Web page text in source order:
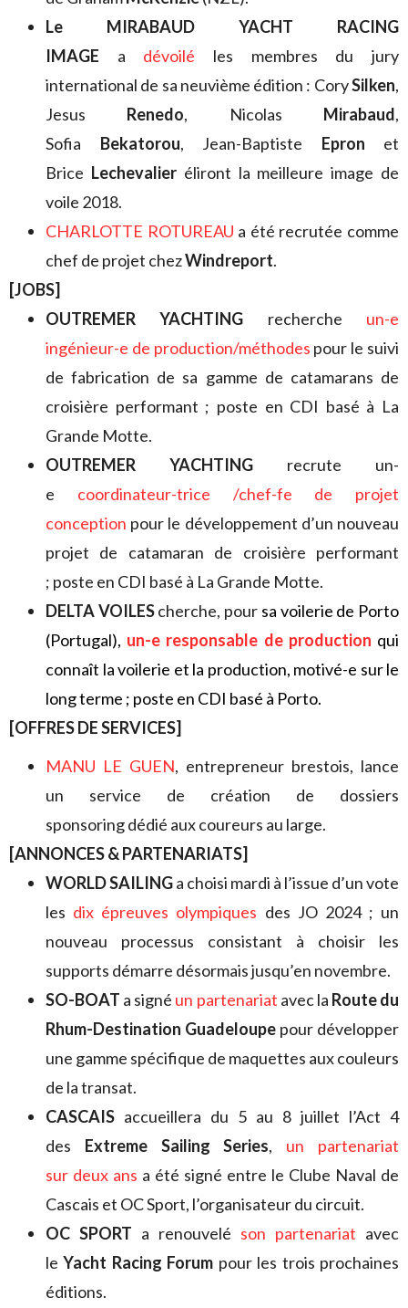
Le MIRABAUD YACHT RACING
IMAGE a dévoilé les membres du jury
international de sa neuvième édition : CorySilken,
Jesus Renedo, Nicolas Mirabaud,
Sofia Bekatorou, Jean-Baptiste Epron et
Brice Lechevalieréliront la meilleure image de
voile 2018.
CHARLOTTE ROTUREAU a été recrutée comme
chef de projet chezWindreport.
[JOBS]
OUTREMER YACHTING recherche un-e
ingénieur-e de production/méthodes pour le suivi
de fabrication de sa gamme de catamarans de
croisière performant ; poste en CDI basé à La
Grande Motte.
OUTREMER YACHTING recrute un-
e coordinateur-trice /chef-fe de projet
conception pour le développement d’un nouveau
projet de catamaran de croisière performant
; poste en CDI basé à La Grande Motte.
DELTA VOILEScherche, pour sa voilerie de Porto
(Portugal), un-e responsable de production qui
connaît la voilerie et la production, motivé-e sur le
long terme ; poste en CDI basé à Porto.
[OFFRES DE SERVICES]
MANU LE GUEN, entrepreneur brestois, lance
un service de création de dossiers
sponsoring dédié aux coureurs au large.
[ANNONCES & PARTENARIATS]
WORLD SAILINGa choisi mardi à l’issue d’un vote
les dix épreuves olympiques des JO 2024 ; un
nouveau processus consistant à choisir les
supports démarre désormais jusqu’en novembre.
SO-BOAT a signé un partenariat avec la Route du
Rhum-Destination Guadeloupe pour développer
une gamme spécifique de maquettes aux couleurs
de la transat.
CASCAIS accueillera du 5 au 8 juillet l’Act 4
des Extreme Sailing Series, un partenariat
sur deux ans a été signé entre le Clube Naval de
Cascais et OC Sport, l’organisateur du circuit.
OC SPORT a renouvelé son partenariat avec
leYacht Racing Forum pour les trois prochaines
éditions.